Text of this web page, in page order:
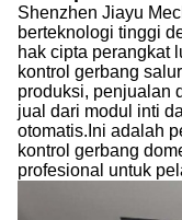
Shenzhen Jiayu
berteknologi tinggi
hak cipta perangkat
kontrol gerbang
produksi, penjualan
jual dari modul inti
otomatis.Ini adalah
kontrol gerbang
profesional untuk